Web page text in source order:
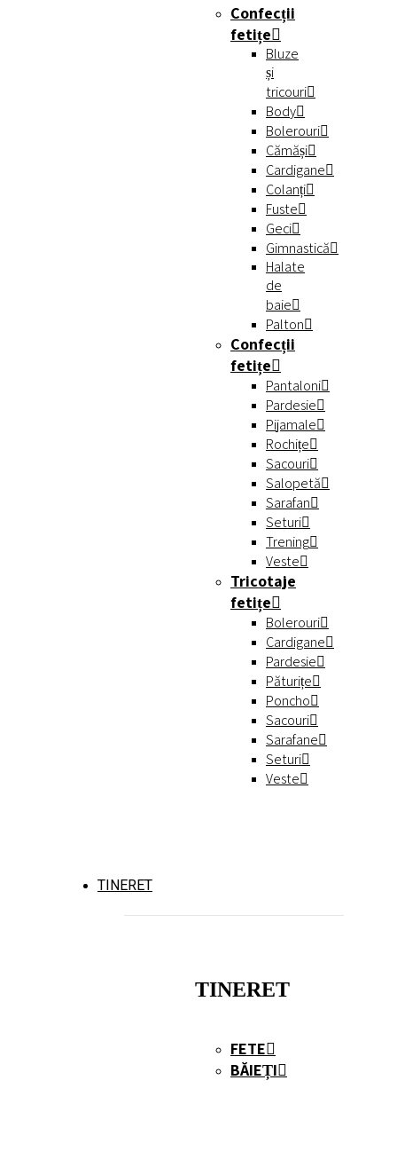
Confecții
fetițe
Bluze
și
tricouri
Body
Bolerouri
Cămăși
Cardigane
Colanți
Fuste
Geci
Gimnastică
Halate
de
baie
Palton
Confecții
fetițe
Pantaloni
Pardesie
Pijamale
Rochițe
Sacouri
Salopetă
Sarafan
Seturi
Trening
Veste
Tricotaje
fetițe
Bolerouri
Cardigane
Pardesie
Păturițe
Poncho
Sacouri
Sarafane
Seturi
Veste
TINERET
TINERET
FETE
BĂIEȚI